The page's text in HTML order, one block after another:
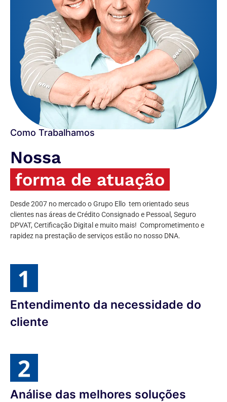
Como Trabalhamos
Nossa
forma de atuação
Desde 2007 no mercado o Grupo Ello tem orientado seus
clientes nas áreas de Crédito Consignado e Pessoal, Seguro
DPVAT, Certificação Digital e muito mais! Comprometimento e
rapidez na prestação de serviços estão no nosso DNA.
Entendimento da necessidade do
cliente
Análise das melhores soluções